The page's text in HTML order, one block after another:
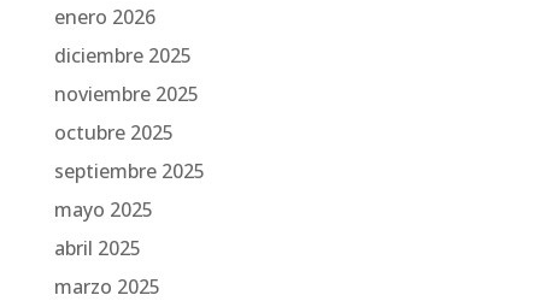
enero 2026
diciembre 2025
noviembre 2025
octubre 2025
septiembre 2025
mayo 2025
abril 2025
marzo 2025